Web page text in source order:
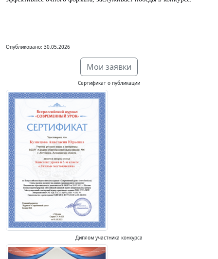
Опубликовано: 30.05.2026
Мои заявки
Сертификат о публикации
Диплом участника конкурса